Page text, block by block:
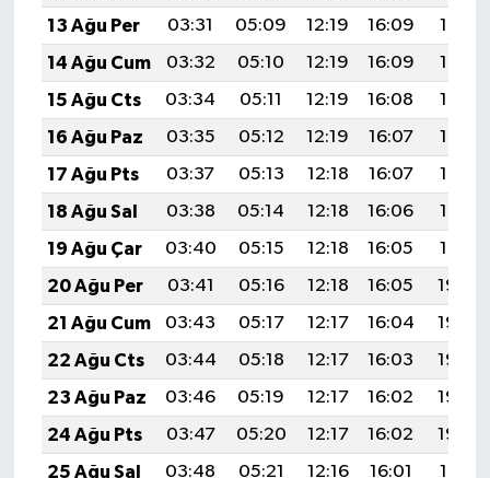
13 Ağu Per
03:31 05:09 12:19 16:09
19:19
14 Ağu Cum
03:32 05:10 12:19 16:09
19:18
15 Ağu Cts
03:34 05:11 12:19 16:08
19:16
16 Ağu Paz
03:35 05:12 12:19 16:07
19:15
17 Ağu Pts
03:37 05:13 12:18 16:07
19:13
18 Ağu Sal
03:38 05:14 12:18 16:06
19:12
19 Ağu Çar
03:40 05:15 12:18 16:05
19:10
20 Ağu Per
03:41 05:16 12:18 16:05
19:09
21 Ağu Cum
03:43 05:17 12:17 16:04
19:08
22 Ağu Cts
03:44 05:18 12:17 16:03
19:06
23 Ağu Paz
03:46 05:19 12:17 16:02
19:05
24 Ağu Pts
03:47 05:20 12:17 16:02
19:03
25 Ağu Sal
03:48 05:21 12:16 16:01 19:01